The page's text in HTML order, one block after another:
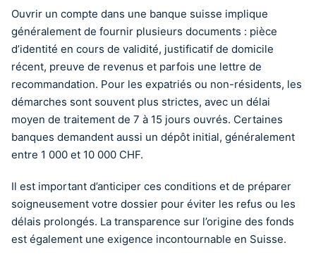
Ouvrir un compte dans une banque suisse implique
généralement de fournir plusieurs documents : pièce
d’identité en cours de validité, justificatif de domicile
récent, preuve de revenus et parfois une lettre de
recommandation. Pour les expatriés ou non-résidents, les
démarches sont souvent plus strictes, avec un délai
moyen de traitement de 7 à 15 jours ouvrés. Certaines
banques demandent aussi un dépôt initial, généralement
entre 1 000 et 10 000 CHF.
Il est important d’anticiper ces conditions et de préparer
soigneusement votre dossier pour éviter les refus ou les
délais prolongés. La transparence sur l’origine des fonds
est également une exigence incontournable en Suisse.